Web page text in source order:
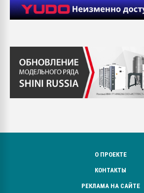
О ПРОЕКТЕ
КОНТАКТЫ
РЕКЛАМА НА САЙТЕ